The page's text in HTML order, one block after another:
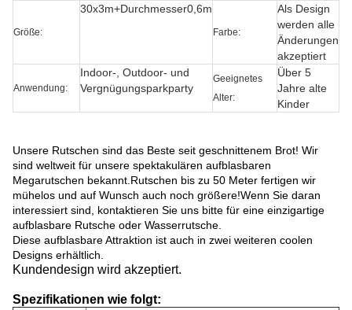
Größe:
30x3m+Durchmesser0,6m
Farbe:
Als Design
werden alle
Änderungen
akzeptiert
Anwendung:
Indoor-, Outdoor- und
Vergnügungsparkparty
Geeignetes
Alter:
Über 5
Jahre alte
Kinder
Unsere Rutschen sind das Beste seit geschnittenem Brot! Wir
sind weltweit für unsere spektakulären aufblasbaren
Megarutschen bekannt.Rutschen bis zu 50 Meter fertigen wir
mühelos und auf Wunsch auch noch größere!Wenn Sie daran
interessiert sind, kontaktieren Sie uns bitte für eine einzigartige
aufblasbare Rutsche oder Wasserrutsche.
Diese aufblasbare Attraktion ist auch in zwei weiteren coolen
Designs erhältlich.
Kundendesign wird akzeptiert.
Spezifikationen wie folgt: